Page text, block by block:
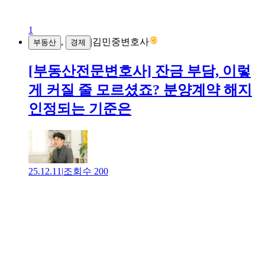
1
부동산 , 경제 |김민중변호사
[부동산전문변호사] 잔금 부담, 이렇
게 커질 줄 모르셨죠? 분양계약 해지
인정되는 기준은
25.12.11 |조회수 200